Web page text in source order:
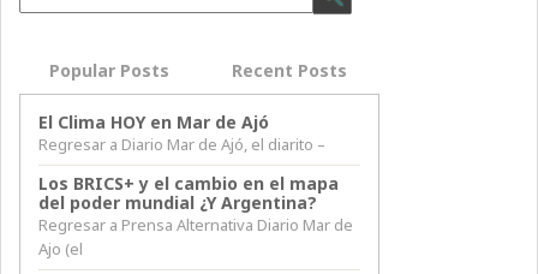
Popular Posts Recent Posts
El Clima HOY en Mar de Ajó
Regresar a Diario Mar de Ajó, el diarito –
Los BRICS+ y el cambio en el mapa
del poder mundial ¿Y Argentina?
Regresar a Prensa Alternativa Diario Mar de
Ajo (el